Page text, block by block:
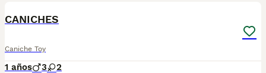
CANICHES
Caniche Toy
1 años 3 2